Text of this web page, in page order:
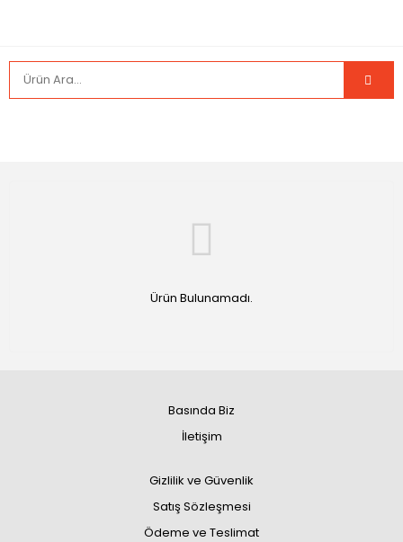
Ürün Bulunamadı.
Basında Biz
İletişim
Gizlilik ve Güvenlik
Satış Sözleşmesi
Ödeme ve Teslimat